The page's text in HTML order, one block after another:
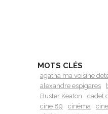
MOTS CLÉS
agatha ma voisine
alexandre espigares
Buster Keaton
cadet
cine 89
cinéma